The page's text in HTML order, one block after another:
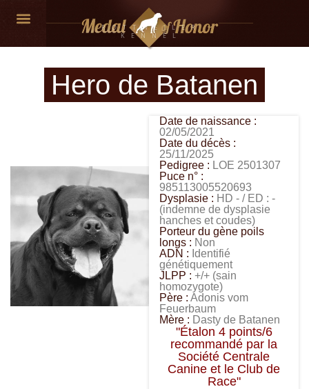
ROTTWEILER
KENNEL
Hero de Batanen
Date de naissance :
02/05/2021
Date du décès :
25/11/2025
Pedigree : LOE 2501307
Puce n° :
985113005520693
Dysplasie : HD - / ED : -
(indemne de dysplasie
hanches et coudes)
Porteur du gène poils
longs : Non
ADN : Identifié
génétiquement
JLPP :+/+ (sain
homozygote)
Père :Adonis vom
Feuerbaum
Mère : Dasty de Batanen
"Étalon 4 points/6
recommandé par la
Société Centrale
Canine et le Club de
Race"